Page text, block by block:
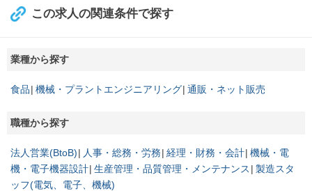
この求人の関連条件で探す
業種から探す
食品 機械・プラントエンジニアリング 通販・ネット販売
職種から探す
法人営業(BtoB) 人事・総務・労務 経理・財務・会計 機械・電
機・電子機器設計 生産管理・品質管理・メンテナンス
製造スタ
ッフ(電気、電子、機械)